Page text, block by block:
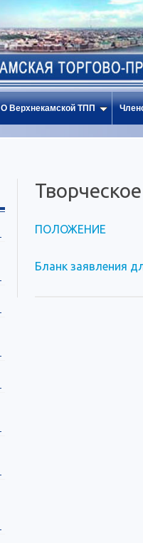
О Верхнекамской ТПП
ПОЛОЖЕНИЕ
Бланк заявления